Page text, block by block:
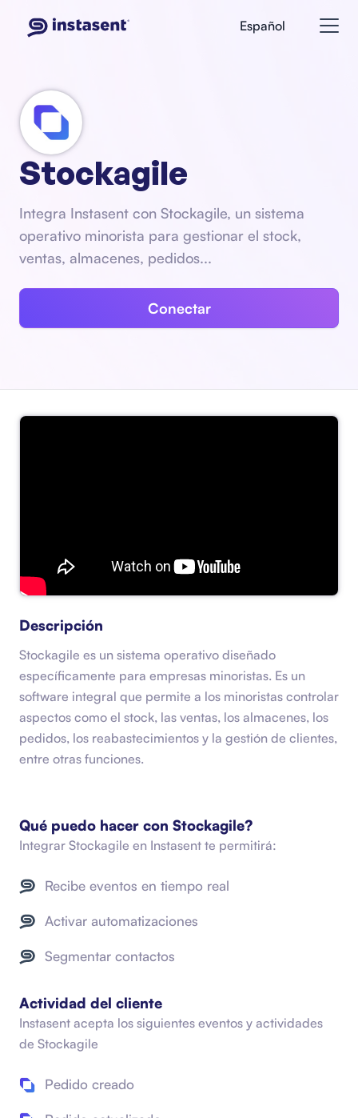
Español
Stockagile
Integra Instasent con Stockagile, un sistema
operativo minorista para gestionar el stock,
ventas, almacenes, pedidos...
Conectar
Descripción
Stockagile es un sistema operativo diseñado
específicamente para empresas minoristas. Es un
software integral que permite a los minoristas controlar
aspectos como el stock, las ventas, los almacenes, los
pedidos, los reabastecimientos y la gestión de clientes,
entre otras funciones.
Qué puedo hacer con Stockagile?
Integrar Stockagile en Instasent te permitirá:
Recibe eventos en tiempo real
Activar automatizaciones
Segmentar contactos
Actividad del cliente
Instasent acepta los siguientes eventos y actividades
de Stockagile
Pedido creado